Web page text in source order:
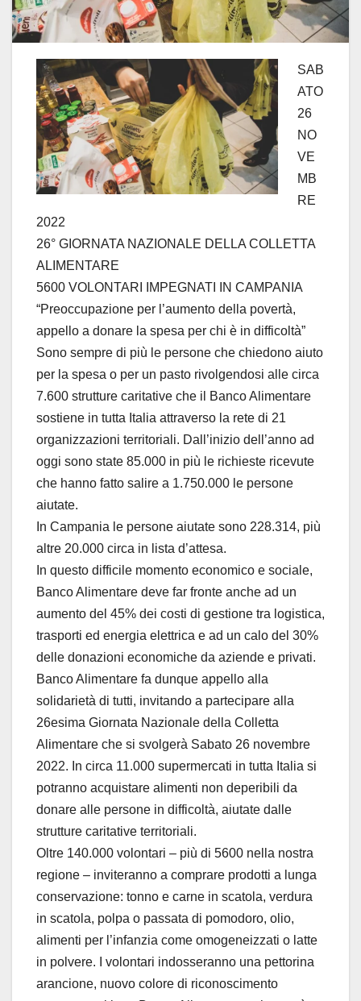
SAB
ATO
26
NO
VE
MB
RE
2022
26° GIORNATA NAZIONALE DELLA COLLETTA
ALIMENTARE
5600 VOLONTARI IMPEGNATI IN CAMPANIA
“Preoccupazione per l’aumento della povertà,
appello a donare la spesa per chi è in difficoltà”
Sono sempre di più le persone che chiedono aiuto
per la spesa o per un pasto rivolgendosi alle circa
7.600 strutture caritative che il Banco Alimentare
sostiene in tutta Italia attraverso la rete di 21
organizzazioni territoriali. Dall’inizio dell’anno ad
oggi sono state 85.000 in più le richieste ricevute
che hanno fatto salire a 1.750.000 le persone
aiutate.
In Campania le persone aiutate sono 228.314, più
altre 20.000 circa in lista d’attesa.
In questo difficile momento economico e sociale,
Banco Alimentare deve far fronte anche ad un
aumento del 45% dei costi di gestione tra logistica,
trasporti ed energia elettrica e ad un calo del 30%
delle donazioni economiche da aziende e privati.
Banco Alimentare fa dunque appello alla
solidarietà di tutti, invitando a partecipare alla
26esima Giornata Nazionale della Colletta
Alimentare che si svolgerà Sabato 26 novembre
2022. In circa 11.000 supermercati in tutta Italia si
potranno acquistare alimenti non deperibili da
donare alle persone in difficoltà, aiutate dalle
strutture caritative territoriali.
Oltre 140.000 volontari – più di 5600 nella nostra
regione – inviteranno a comprare prodotti a lunga
conservazione: tonno e carne in scatola, verdura
in scatola, polpa o passata di pomodoro, olio,
alimenti per l’infanzia come omogeneizzati o latte
in polvere. I volontari indosseranno una pettorina
arancione, nuovo colore di riconoscimento